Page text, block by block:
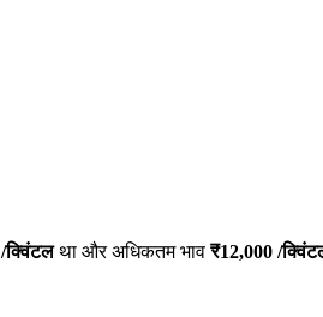
/क्विंटलथा और अधिकतम भाव ₹12,000 /